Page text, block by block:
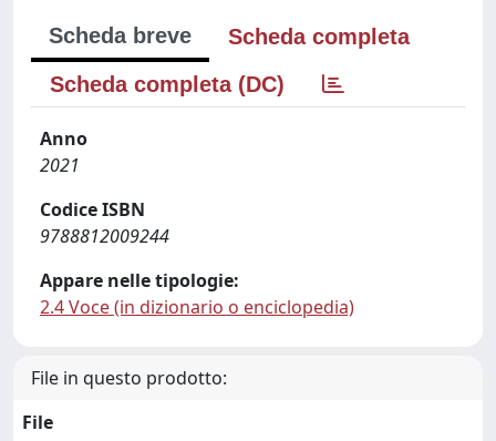
Scheda breve
Scheda completa
Scheda completa (DC)
Anno
2021
Codice ISBN
9788812009244
Appare nelle tipologie:
2.4 Voce (in dizionario o enciclopedia)
File in questo prodotto:
File